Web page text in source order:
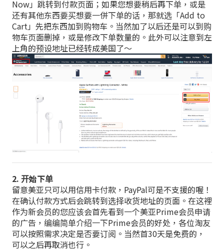
Now」跳转到付款页面；如果您想要稍后再下单，或是
还有其他东西要买想要一併下单的话，那就选「Add to
Cart」先把东西加到购物车。当然加了以后还是可以到购
物车页面删掉，或是修改下单数量的。此外可以注意到左
上角的预设地址已经转成美国了～
2. 开始下单
留意美亚只可以用信用卡付款，PayPal可是不支援的喔！
在确认付款方式后会跳转到选择收货地址的页面。在这裡
作为新会员的您应该会首先看到一个美亚Prime会员申请
的广告，编编简单介绍一下Prime会员的好处，各位淘友
可以按照需求决定是否要订阅。当然首30天是免费的，
可以之后再取消也行。